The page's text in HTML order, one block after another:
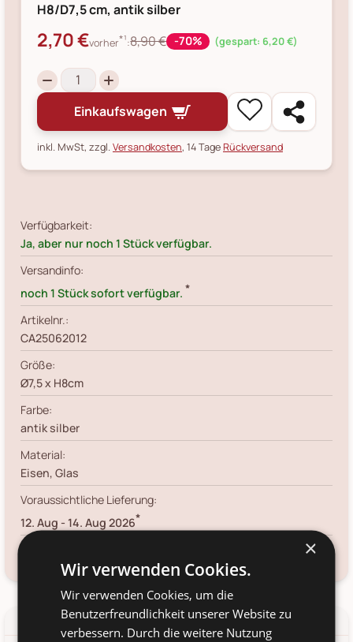
H8/D7,5 cm, antik silber
2,70 €vorher*¹:8,90 € -70% (gespart: 6,20 €)
Einkaufswagen
inkl. MwSt, zzgl.Versandkosten, 14 TageRückversand
Verfügbarkeit:
Ja, aber nur noch 1 Stück verfügbar.
Versandinfo:
noch 1 Stück sofort verfügbar. *
Artikelnr.:
CA25062012
Größe:
Ø7,5 x H8cm
Farbe:
antik silber
Material:
Eisen, Glas
Voraussichtliche Lieferung:
12. Aug - 14. Aug 2026*
Kundenservice kontaktieren
Produkt-/Sicherheitshinweise
×
Wir verwenden Cookies.
Wir verwenden Cookies, um die
Benutzerfreundlichkeit unserer Website zu
verbessern. Durch die weitere Nutzung